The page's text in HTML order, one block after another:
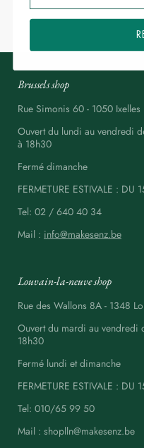
Brussels shop
Rue Simonis 60 - 1050 Ixelles
Ouvert du lundi au vendredi
à 18h30
Fermé dimanche
FERMETURE ESTIVALE : DU
Tel: 02 / 640 40 34
Mail : info@makesenz.be
Louvain-la-neuve shop
Rue des Wallons 8A - 1348
Ouvert du mardi au vendredi
18h30
Fermé lundi et dimanche
FERMETURE ESTIVALE : DU
Tel: 010/65 99 50
Mail : shoplln@makesenz.be